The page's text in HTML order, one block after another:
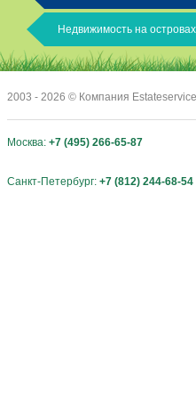
Недвижимость на островах
2003 - 2026 © Компания
Москва: +7 (495) 266-65-87
Санкт-Петербург: +7 (812) 244-68-54